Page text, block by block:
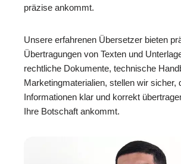
präzise ankommt.
Unsere erfahrenen Übersetzer bieten
Übertragungen von Texten und
rechtliche Dokumente, technische
Marketingmaterialien, stellen wir sicher,
Informationen klar und korrekt
Ihre Botschaft ankommt.